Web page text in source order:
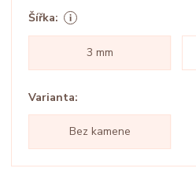
Šířka:
3 mm
Varianta:
Bez kamene